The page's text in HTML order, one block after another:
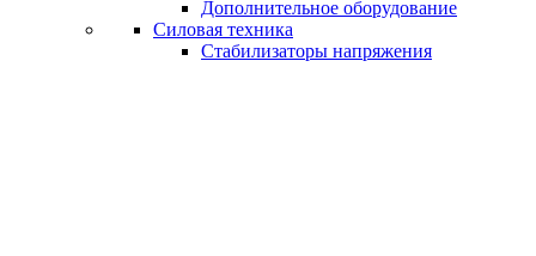
Дополнительное оборудование
Силовая техника
Стабилизаторы напряжения